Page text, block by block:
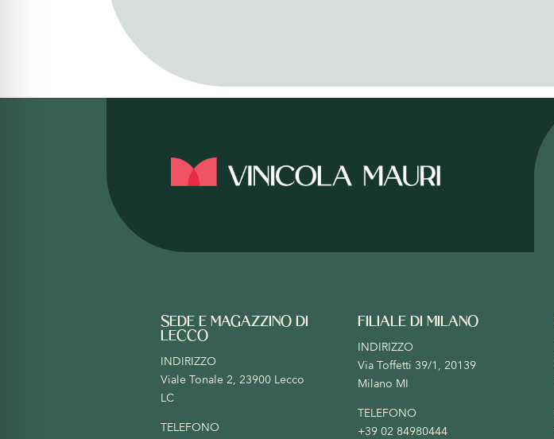
SEDE E MAGAZZINO DI
LECCO
INDIRIZZO
Viale Tonale 2, 23900 Lecco
LC
TELEFONO
FILIALE DI MILANO
INDIRIZZO
Via Toffetti 39/1, 20139
Milano MI
TELEFONO
+39 02 84980444